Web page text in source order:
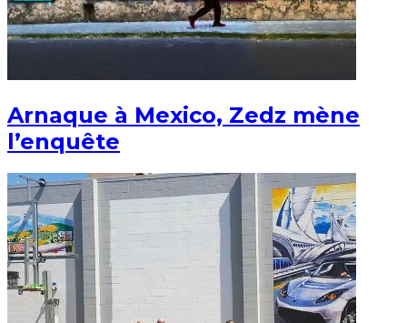
Arnaque à Mexico, Zedz mène
l’enquête